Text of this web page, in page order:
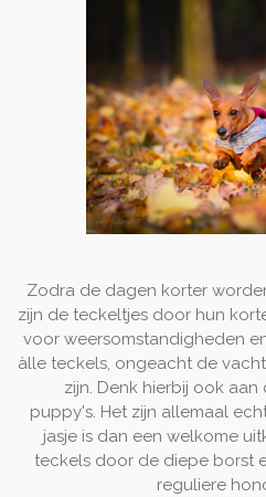
Zodra de dagen korter
zijn de teckeltjes door hun
voor weersomstandigheden
àlle teckels, ongeacht de
zijn. Denk hierbij ook
puppy's. Het zijn allemaal
jasje is dan een welkome
teckels door de diepe borst
reguliere